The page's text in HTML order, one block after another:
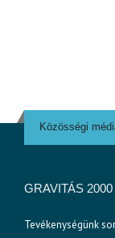
Közösségi
GRAVITÁS 2000
Tevékenységünk